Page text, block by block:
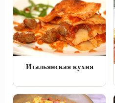
Итальянская кухня